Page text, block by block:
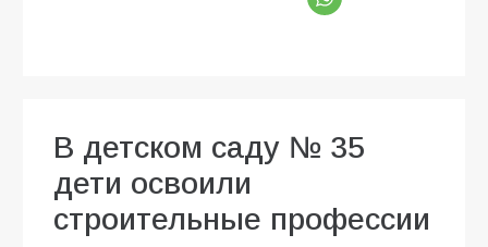
В детском саду № 35
дети освоили
строительные профессии